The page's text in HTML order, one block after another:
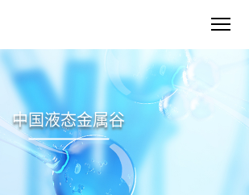
中国液态金属谷